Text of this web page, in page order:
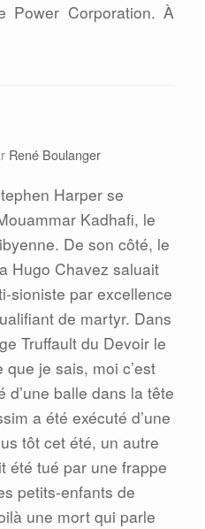
Power Corporation. À
René Boulanger
Harper se
Kadhafi, le
De son côté, le
Hugo Chavez saluait
sioniste par excellence
de martyr. Dans
Truffault du Devoir le
je sais, moi c’est
d’une balle dans la tête
a été exécuté d’une
tôt cet été, un autre
été tué par une frappe
petits-enfants de
une mort qui parle